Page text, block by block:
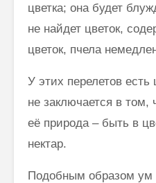
цветка; она будет
не найдет цветок,
цветок, пчела
У этих перелетов
не заключается в том,
её природа – быть в
нектар.
Подобным образом ум